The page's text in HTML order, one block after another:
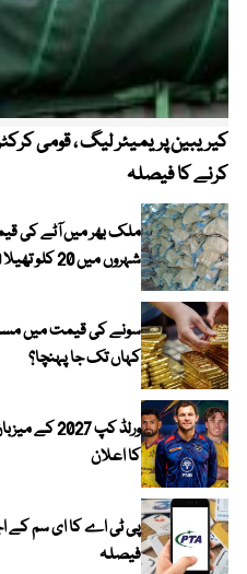
کرنے کا فیصلہ
ملک بھر میں آٹے کی
شہروں میں 20 کلو تھیلا 100 روپے تک مہنگا
سونے کی قیمت میں
کہاں تک جا پہنچا؟
ورلڈ کپ
کا اعلان
پی ٹی اے کا ای سم کے
فیصلہ